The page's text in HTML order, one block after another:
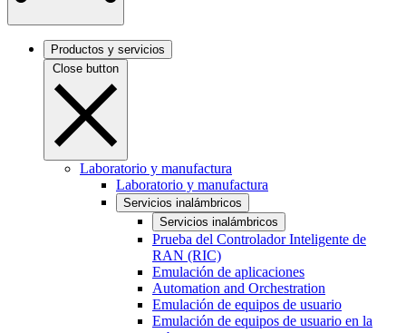
Productos y servicios
Close button
Laboratorio y manufactura
Laboratorio y manufactura
Servicios inalámbricos
Servicios inalámbricos
Prueba del Controlador Inteligente de
RAN (RIC)
Emulación de aplicaciones
Automation and Orchestration
Emulación de equipos de usuario
Emulación de equipos de usuario en la